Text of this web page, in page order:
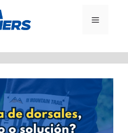
MENÚ